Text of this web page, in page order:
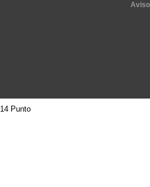
Aviso
14 Punto